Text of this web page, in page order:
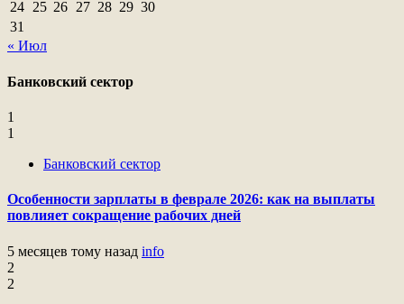
24 25 26 27 28 29 30
31
« Июл
Банковский сектор
1
1
Банковский сектор
Особенности зарплаты в феврале 2026: как на выплаты
повлияет сокращение рабочих дней
5 месяцев тому назад info
2
2